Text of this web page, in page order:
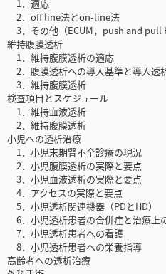
1．適応
2．off line法とon-line法
3．その他（ECUM，push and pull
維持腹膜透析
1．維持腹膜透析の適応
2．腹膜透析への導入基準と導入透
3．維持腹膜透析
検査項目とスケジュール
1．維持血液透析
2．維持腹膜透析
小児への透析治療
1．小児末期腎不全診療の現況
2．小児腹膜透析の実際と要点
3．小児血液透析の実際と要点
4．アクセスの実際と要点
5．小児透析関連機器（PDとHD）
6．小児透析患者の合併症と治療上
7．小児透析患者への看護
8．小児透析患者への栄養指導
高齢者への透析治療